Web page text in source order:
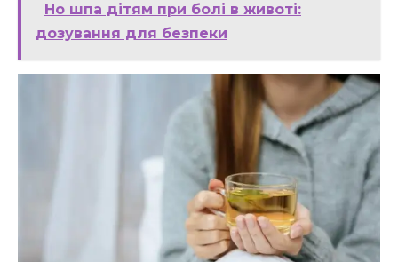
Но шпа дітям при болі в животі:
дозування для безпеки